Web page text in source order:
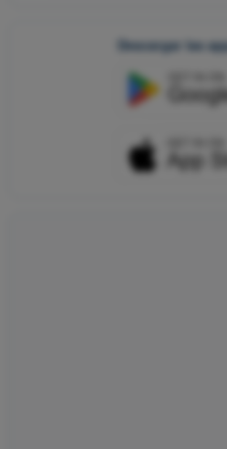
Descargar las